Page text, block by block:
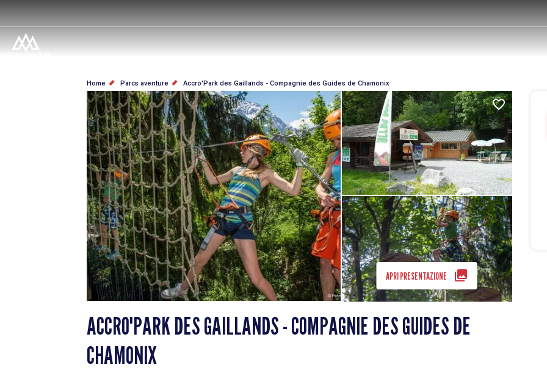
contenuto
principale
BRICIOLE
PANE
Home Parcs aventure Accro'Park des Gaillands - Compagnie des Guides de Chamonix
APRI PRESENTAZIONE
ACCRO'PARK DES GAILLANDS - COMPAGNIE DES GUIDES DE
CHAMONIX